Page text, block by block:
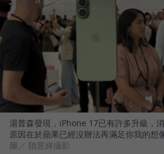
湯普森發現，iPhone 17已有許多升級，
原因在於蘋果已經沒辦法再滿足你我的想
圖／ 隋昱嬋攝影